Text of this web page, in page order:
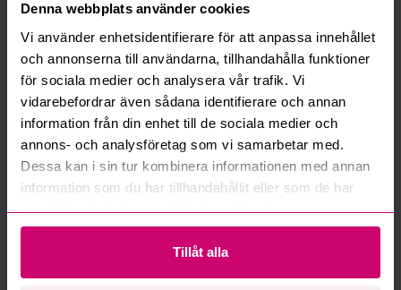
Denna webbplats använder cookies
Vi använder enhetsidentifierare för att anpassa innehållet
och annonserna till användarna, tillhandahålla funktioner
för sociala medier och analysera vår trafik. Vi
vidarebefordrar även sådana identifierare och annan
information från din enhet till de sociala medier och
annons- och analysföretag som vi samarbetar med.
Dessa kan i sin tur kombinera informationen med annan
information som du har tillhandahållit eller som de har
samlat in när du har använt deras tjänster.
Tillåt alla
pallställage
Låga pallställ och
lagerhyllor
4d 14h
Containerflak 6m
Vänersborg
LED takbelysning 100 cm